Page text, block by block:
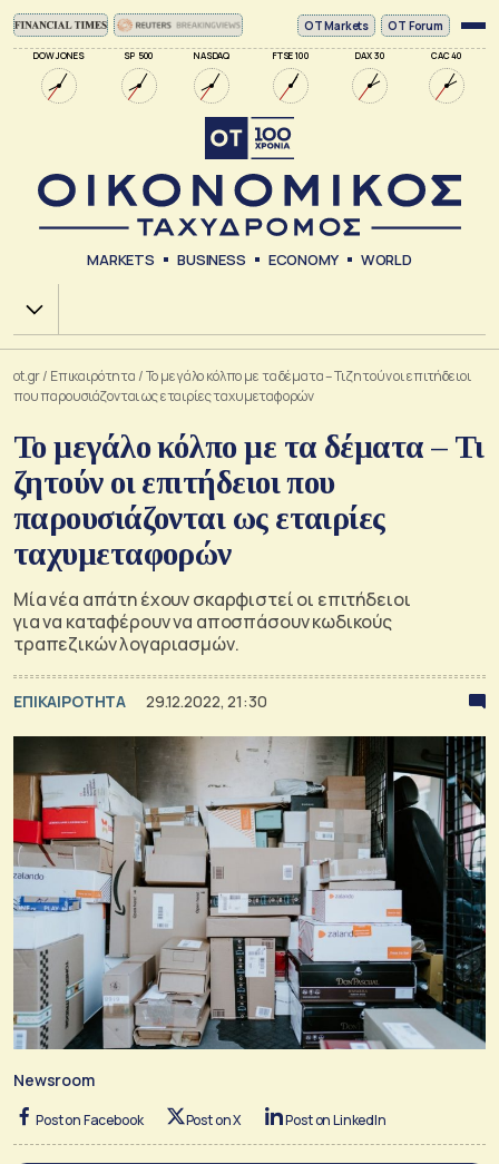
DOW JONES SP 500 NASDAQ FTSE 100 DAX 30 CAC 40
ΟΤ Markets OT Forum
MARKETS BUSINESS ECONOMY WORLD
Χ.Α.
ot.gr/ Επικαιρότητα /Το μεγάλο κόλπο με τα δέματα – Τι ζητούν οι επιτήδειοι
που παρουσιάζονται ως εταιρίες ταχυμεταφορών
Το μεγάλο κόλπο με τα δέματα – Τι
ζητούν οι επιτήδειοι που
παρουσιάζονται ως εταιρίες
ταχυμεταφορών
Μία νέα απάτη έχουν σκαρφιστεί οι επιτήδειοι
για να καταφέρουν να αποσπάσουν κωδικούς
τραπεζικών λογαριασμών.
ΕΠΙΚΑΙΡΟΤΗΤΑ 29.12.2022, 21:30
Newsroom
Post on Facebook Post on X Post on LinkedIn